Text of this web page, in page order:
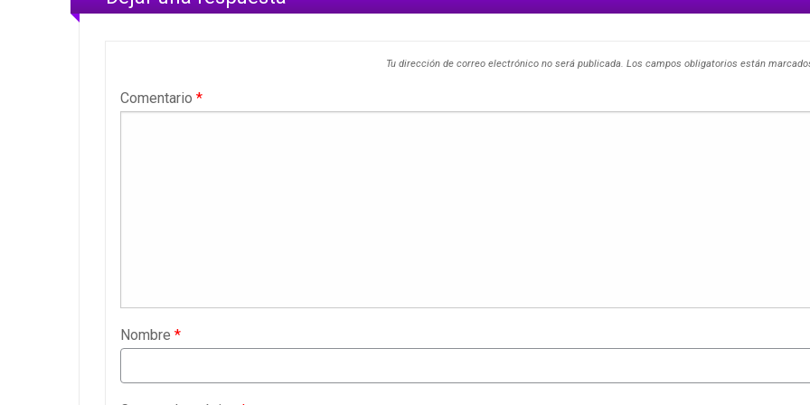
Tu dirección de correo electrónico no será publicada. Los campos obligatorios están
Comentario *
Nombre *